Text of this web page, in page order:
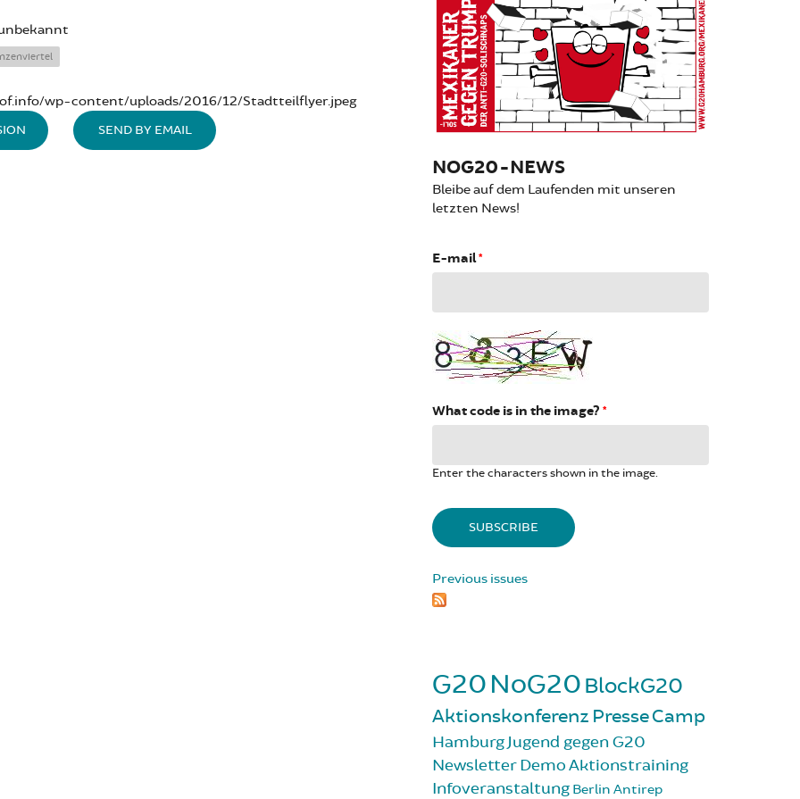
wp-content/uploads/2016/12/Stadtteilflyer.jpeg
SEND BY EMAIL
NOG20-NEWS
Bleibe auf dem Laufenden mit unseren
letzten News!
E-mail*
What code is in the image? *
Enter the characters shown in the image.
Previous issues
G20NoG20 BlockG20
Aktionskonferenz PresseCamp
HamburgJugend gegen G20
NewsletterDemoAktionstraining
Infoveranstaltung Berlin Antirep